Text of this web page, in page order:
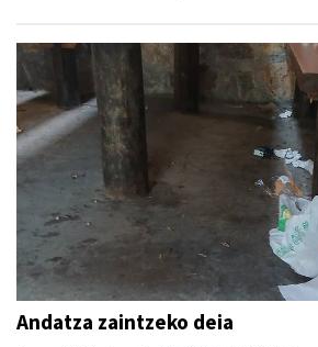
Andatza zaintzeko deia